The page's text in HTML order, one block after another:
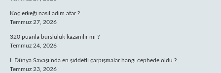
Koç erkeği nasıl adım atar ?
Temmuz 27, 2026
320 puanla bursluluk kazanılır mı ?
Temmuz 24, 2026
I. Dünya Savaşı’nda en şiddetli çarpışmalar hangi cephede oldu ?
Temmuz 23, 2026